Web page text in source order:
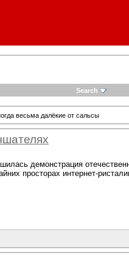
Search
весьма далёкие от сальсы
демонстрация
просторах интернет-